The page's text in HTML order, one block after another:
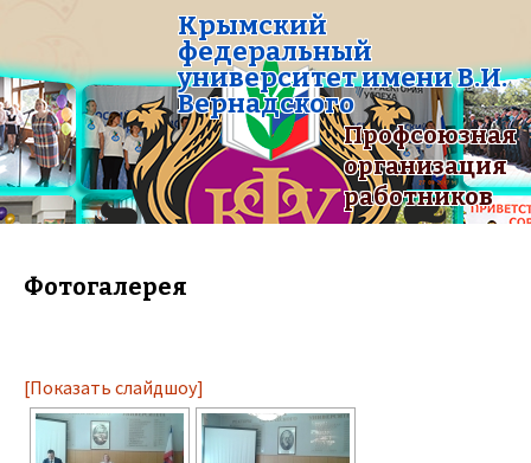
Крымский
федеральный
университет имени В.И.
Вернадского
Профсоюзная
организация
работников
Фотогалерея
[Показать слайдшоу]